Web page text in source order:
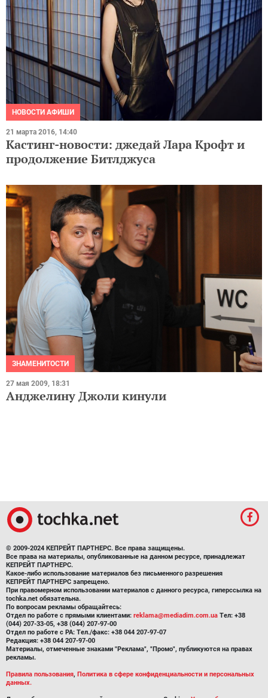
НОВОСТИ АФИШИ
21 марта 2016, 14:40
Кастинг-новости: джедай Лара Крофт и
продолжение Битлджуса
ЗНАМЕНИТОСТИ
27 мая 2009, 18:31
Анджелину Джоли кинули
© 2009-2024 КЕПРЕЙТ ПАРТНЕРС. Все права защищены.
Все права на материалы, опубликованные на данном ресурсе, принадлежат
КЕПРЕЙТ ПАРТНЕРС.
Какое-либо использование материалов без письменного разрешения
КЕПРЕЙТ ПАРТНЕРС запрещено.
При правомерном использовании материалов с данного ресурса, гиперссылка на
tochka.net обязательна.
По вопросам рекламы обращайтесь:
Отдел по работе с прямыми клиентами: reklama@mediadim.com.ua Тел: +38
(044) 207-33-05, +38 (044) 207-97-00
Отдел по работе с РА: Тел./факс: +38 044 207-97-07
Редакция: +38 044 207-97-00
Материалы, отмеченные знаками "Реклама", "Промо", публикуются на правах
рекламы.
Правила пользования, Политика в сфере конфиденциальности и персональных
данных.